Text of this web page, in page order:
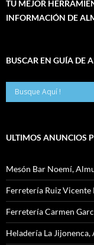
TU MEJOR
INFORMACIÓN DE
BUSCAR EN GUÍA DE
ULTIMOS ANUNCIOS
Mesón Bar Noemí,
Ferretería Ruiz Vicente
Ferretería Carmen
Heladería La Jijonenca,